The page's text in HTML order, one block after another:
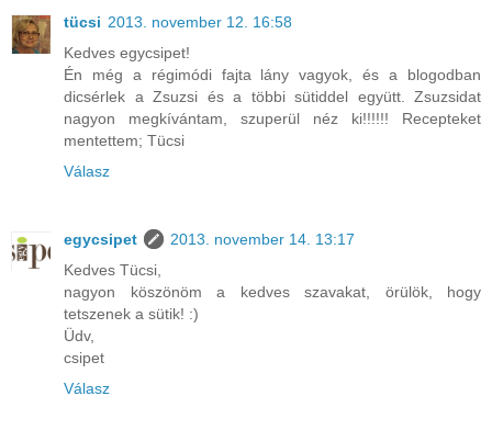
tücsi 2013. november 12. 16:58
Kedves egycsipet!
Én még a régimódi fajta lány vagyok, és a blogodban
dicsérlek a Zsuzsi és a többi sütiddel együtt. Zsuzsidat
nagyon megkívántam, szuperül néz ki!!!!!! Recepteket
mentettem; Tücsi
Válasz
egycsipet
2013. november 14. 13:17
Kedves Tücsi,
nagyon köszönöm a kedves szavakat, örülök, hogy
tetszenek a sütik! :)
Üdv,
csipet
Válasz